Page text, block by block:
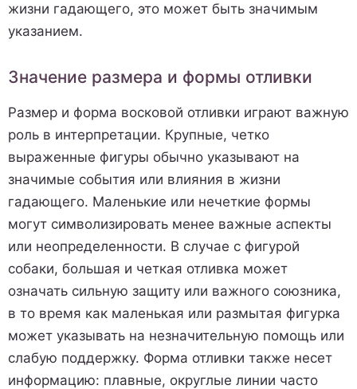
жизни гадающего, это может быть значимым
указанием.
Значение размера и формы отливки
Размер и форма восковой отливки играют важную
роль в интерпретации. Крупные, четко
выраженные фигуры обычно указывают на
значимые события или влияния в жизни
гадающего. Маленькие или нечеткие формы
могут символизировать менее важные аспекты
или неопределенности. В случае с фигурой
собаки, большая и четкая отливка может
означать сильную защиту или важного союзника,
в то время как маленькая или размытая фигурка
может указывать на незначительную помощь или
слабую поддержку. Форма отливки также несет
информацию: плавные, округлые линии часто